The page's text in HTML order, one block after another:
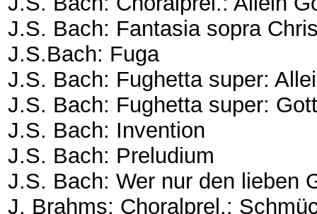
J.S. Bach: Fantasia sopra
J.S.Bach: Fuga
J.S. Bach: Fughetta super:
J.S. Bach: Fughetta super:
J.S. Bach: Invention
J.S. Bach: Preludium
J.S. Bach: Wer nur den lieben
J. Brahms: Choralprel.: